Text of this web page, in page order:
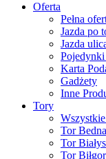
Oferta
Pełna
Jazda po
Jazda
Karta
Gadżety
Inne
Tory
Tor
Tor
Tor